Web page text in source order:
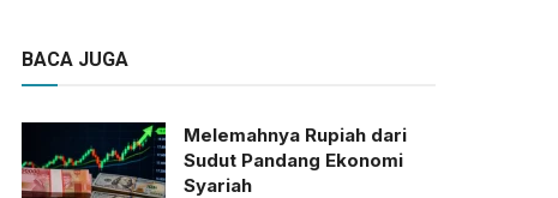
BACA JUGA
Melemahnya Rupiah dari
Sudut Pandang Ekonomi
Syariah